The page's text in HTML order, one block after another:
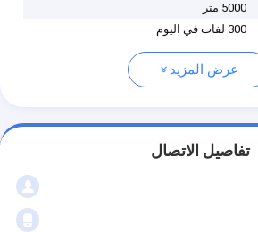
5000 متر
300 لفات في اليوم
عرض المزيد
تفاصيل الاتصال